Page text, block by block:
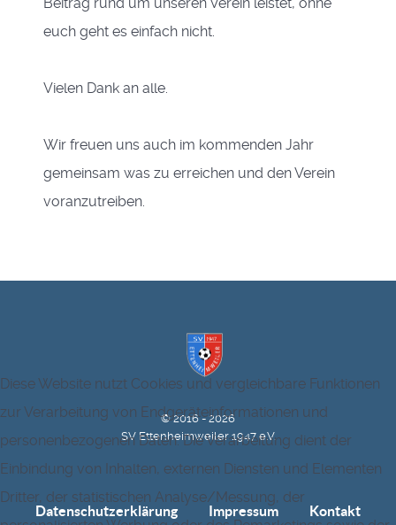
euch geht es einfach nicht.
Vielen Dank an alle.
Wir freuen uns auch im kommenden Jahr
gemeinsam was zu erreichen und den Verein
voranzutreiben.
© 2016 - 2026
SV Ettenheimweiler 1947 e.V.
Datenschutzerklärung Impressum Kontakt
Diese Website nutzt Cookies und vergleichbare Funktionen
zur Verarbeitung von Endgeräteinformationen und
personenbezogenen Daten. Die Verarbeitung dient der
Einbindung von Inhalten, externen Diensten und Elementen
Dritter, der statistischen Analyse/Messung, der